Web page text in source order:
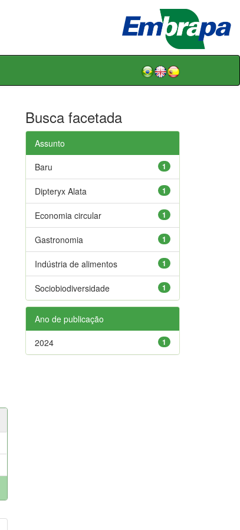
Busca facetada
Assunto
1
Baru
1
Dipteryx Alata
1
Economia circular
1
Gastronomia
1
Indústria de alimentos
1
Sociobiodiversidade
Ano de publicação
1
2024